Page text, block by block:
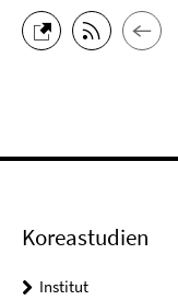
Koreastudien
Institut